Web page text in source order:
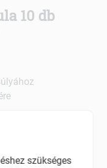
10 db
szükséges